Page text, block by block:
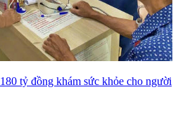
tỷ đồng khám sức khỏe cho người